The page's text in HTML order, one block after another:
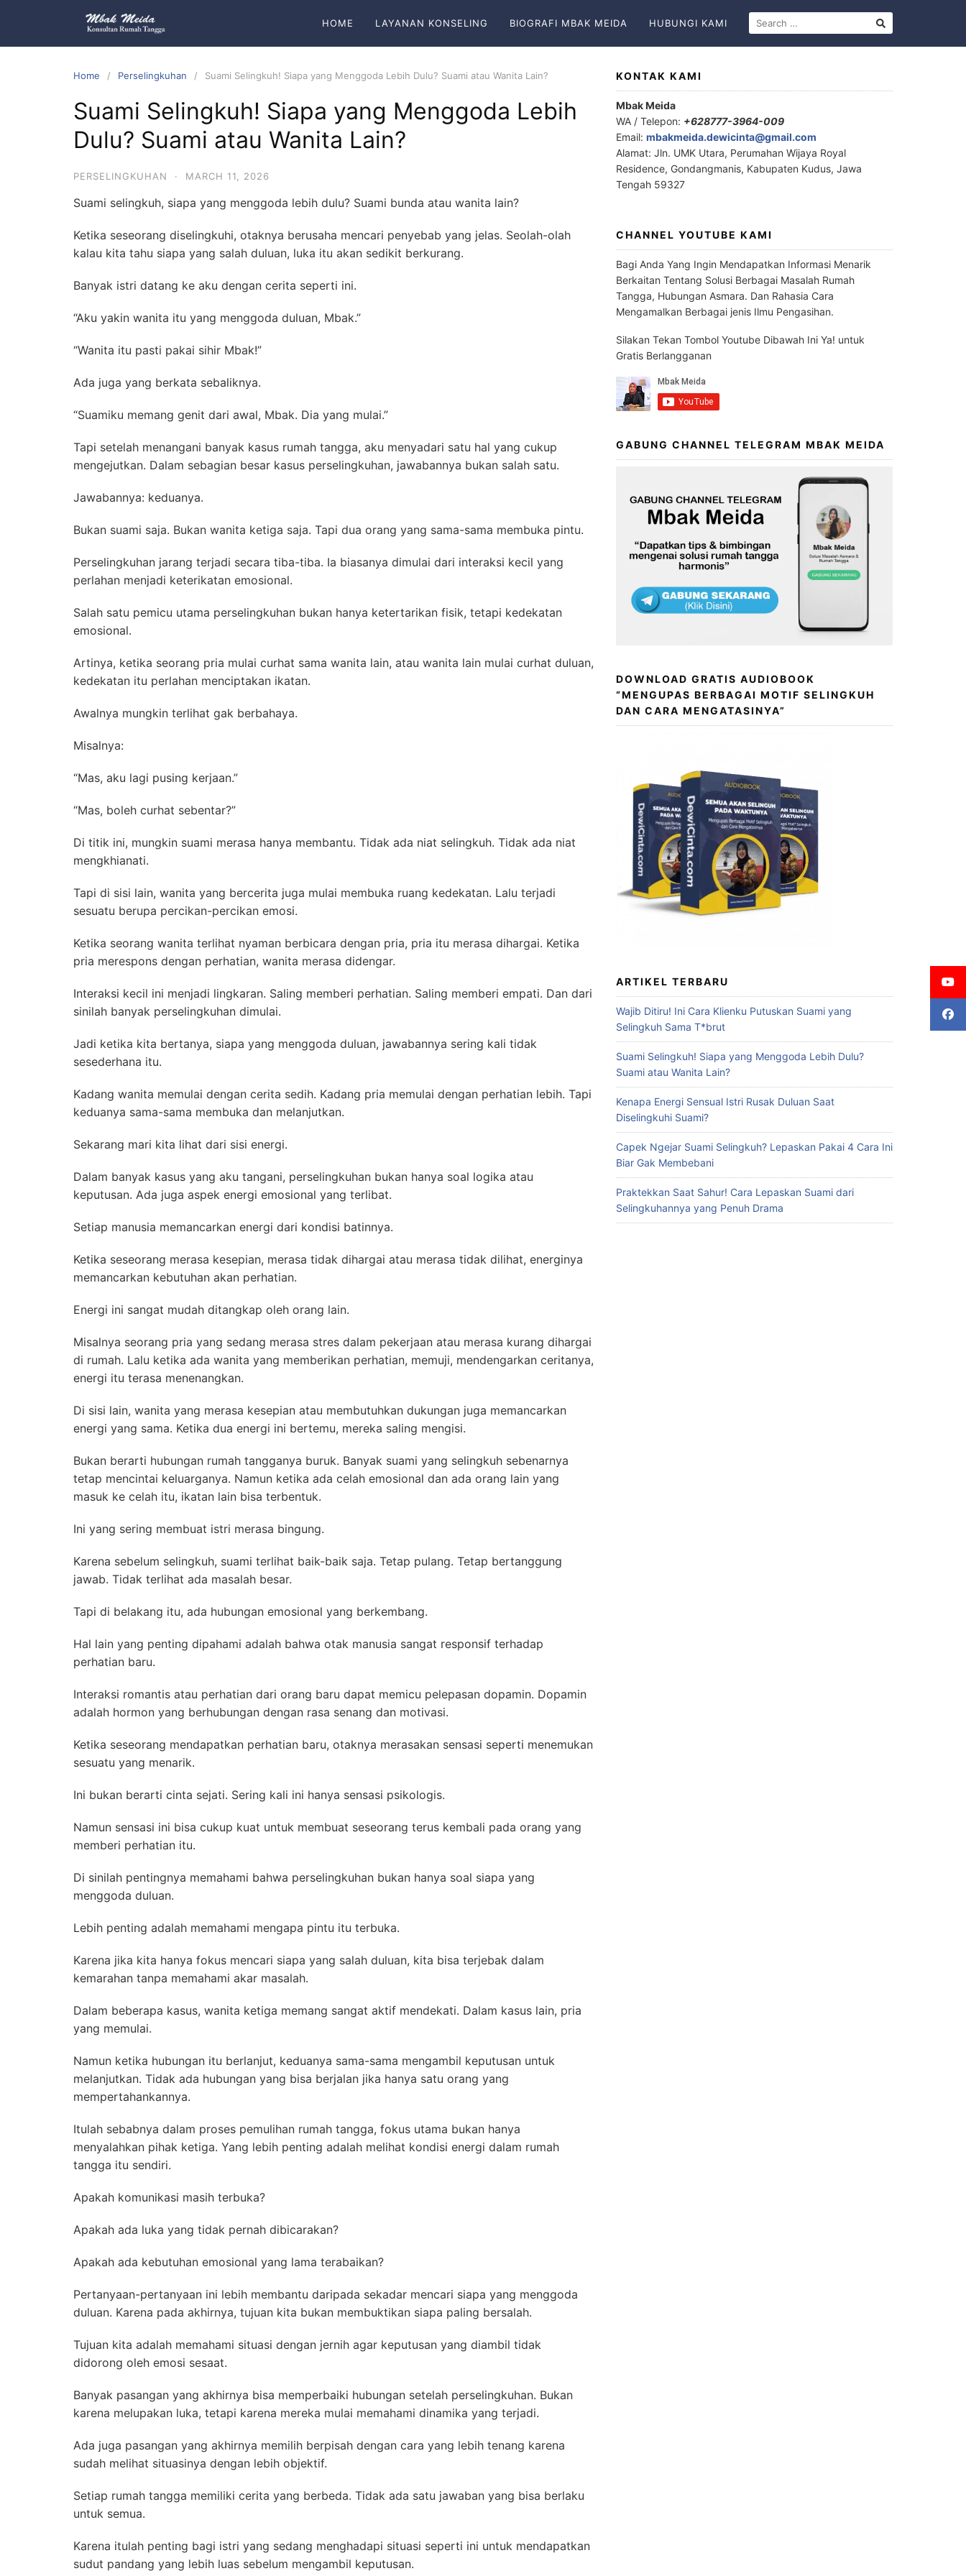
HOME LAYANAN KONSELING BIOGRAFI MBAK MEIDA HUBUNGI KAMI
Home Perselingkuhan Suami Selingkuh! Siapa yang Menggoda Lebih Dulu? Suami atau Wanita Lain?
Suami Selingkuh! Siapa yang Menggoda Lebih
Dulu? Suami atau Wanita Lain?
PERSELINGKUHAN · MARCH 11, 2026
Suami selingkuh, siapa yang menggoda lebih dulu? Suami bunda atau wanita lain?
Ketika seseorang diselingkuhi, otaknya berusaha mencari penyebab yang jelas. Seolah-olah
kalau kita tahu siapa yang salah duluan, luka itu akan sedikit berkurang.
Banyak istri datang ke aku dengan cerita seperti ini.
“Aku yakin wanita itu yang menggoda duluan, Mbak.”
“Wanita itu pasti pakai sihir Mbak!”
Ada juga yang berkata sebaliknya.
“Suamiku memang genit dari awal, Mbak. Dia yang mulai.”
Tapi setelah menangani banyak kasus rumah tangga, aku menyadari satu hal yang cukup
mengejutkan. Dalam sebagian besar kasus perselingkuhan, jawabannya bukan salah satu.
Jawabannya: keduanya.
Bukan suami saja. Bukan wanita ketiga saja. Tapi dua orang yang sama-sama membuka pintu.
Perselingkuhan jarang terjadi secara tiba-tiba. Ia biasanya dimulai dari interaksi kecil yang
perlahan menjadi keterikatan emosional.
Salah satu pemicu utama perselingkuhan bukan hanya ketertarikan fisik, tetapi kedekatan
emosional.
Artinya, ketika seorang pria mulai curhat sama wanita lain, atau wanita lain mulai curhat duluan,
kedekatan itu perlahan menciptakan ikatan.
Awalnya mungkin terlihat gak berbahaya.
Misalnya:
“Mas, aku lagi pusing kerjaan.”
“Mas, boleh curhat sebentar?”
Di titik ini, mungkin suami merasa hanya membantu. Tidak ada niat selingkuh. Tidak ada niat
mengkhianati.
Tapi di sisi lain, wanita yang bercerita juga mulai membuka ruang kedekatan. Lalu terjadi
sesuatu berupa percikan-percikan emosi.
Ketika seorang wanita terlihat nyaman berbicara dengan pria, pria itu merasa dihargai. Ketika
pria merespons dengan perhatian, wanita merasa didengar.
Interaksi kecil ini menjadi lingkaran. Saling memberi perhatian. Saling memberi empati. Dan dari
sinilah banyak perselingkuhan dimulai.
Jadi ketika kita bertanya, siapa yang menggoda duluan, jawabannya sering kali tidak
sesederhana itu.
Kadang wanita memulai dengan cerita sedih. Kadang pria memulai dengan perhatian lebih. Tapi
keduanya sama-sama membuka dan melanjutkan.
Sekarang mari kita lihat dari sisi energi.
Dalam banyak kasus yang aku tangani, perselingkuhan bukan hanya soal logika atau
keputusan. Ada juga aspek energi emosional yang terlibat.
Setiap manusia memancarkan energi dari kondisi batinnya.
Ketika seseorang merasa kesepian, merasa tidak dihargai atau merasa tidak dilihat, energinya
memancarkan kebutuhan akan perhatian.
Energi ini sangat mudah ditangkap oleh orang lain.
Misalnya seorang pria yang sedang merasa stres dalam pekerjaan atau merasa kurang dihargai
di rumah. Lalu ketika ada wanita yang memberikan perhatian, memuji, mendengarkan ceritanya,
energi itu terasa menenangkan.
Di sisi lain, wanita yang merasa kesepian atau membutuhkan dukungan juga memancarkan
energi yang sama. Ketika dua energi ini bertemu, mereka saling mengisi.
Bukan berarti hubungan rumah tangganya buruk. Banyak suami yang selingkuh sebenarnya
tetap mencintai keluarganya. Namun ketika ada celah emosional dan ada orang lain yang
masuk ke celah itu, ikatan lain bisa terbentuk.
Ini yang sering membuat istri merasa bingung.
Karena sebelum selingkuh, suami terlihat baik-baik saja. Tetap pulang. Tetap bertanggung
jawab. Tidak terlihat ada masalah besar.
Tapi di belakang itu, ada hubungan emosional yang berkembang.
Hal lain yang penting dipahami adalah bahwa otak manusia sangat responsif terhadap
perhatian baru.
Interaksi romantis atau perhatian dari orang baru dapat memicu pelepasan dopamin. Dopamin
adalah hormon yang berhubungan dengan rasa senang dan motivasi.
Ketika seseorang mendapatkan perhatian baru, otaknya merasakan sensasi seperti menemukan
sesuatu yang menarik.
Ini bukan berarti cinta sejati. Sering kali ini hanya sensasi psikologis.
Namun sensasi ini bisa cukup kuat untuk membuat seseorang terus kembali pada orang yang
memberi perhatian itu.
Di sinilah pentingnya memahami bahwa perselingkuhan bukan hanya soal siapa yang
menggoda duluan.
Lebih penting adalah memahami mengapa pintu itu terbuka.
Karena jika kita hanya fokus mencari siapa yang salah duluan, kita bisa terjebak dalam
kemarahan tanpa memahami akar masalah.
Dalam beberapa kasus, wanita ketiga memang sangat aktif mendekati. Dalam kasus lain, pria
yang memulai.
Namun ketika hubungan itu berlanjut, keduanya sama-sama mengambil keputusan untuk
melanjutkan. Tidak ada hubungan yang bisa berjalan jika hanya satu orang yang
mempertahankannya.
Itulah sebabnya dalam proses pemulihan rumah tangga, fokus utama bukan hanya
menyalahkan pihak ketiga. Yang lebih penting adalah melihat kondisi energi dalam rumah
tangga itu sendiri.
Apakah komunikasi masih terbuka?
Apakah ada luka yang tidak pernah dibicarakan?
Apakah ada kebutuhan emosional yang lama terabaikan?
Pertanyaan-pertanyaan ini lebih membantu daripada sekadar mencari siapa yang menggoda
duluan. Karena pada akhirnya, tujuan kita bukan membuktikan siapa paling bersalah.
Tujuan kita adalah memahami situasi dengan jernih agar keputusan yang diambil tidak
didorong oleh emosi sesaat.
Banyak pasangan yang akhirnya bisa memperbaiki hubungan setelah perselingkuhan. Bukan
karena melupakan luka, tetapi karena mereka mulai memahami dinamika yang terjadi.
Ada juga pasangan yang akhirnya memilih berpisah dengan cara yang lebih tenang karena
sudah melihat situasinya dengan lebih objektif.
Setiap rumah tangga memiliki cerita yang berbeda. Tidak ada satu jawaban yang bisa berlaku
untuk semua.
Karena itulah penting bagi istri yang sedang menghadapi situasi seperti ini untuk mendapatkan
sudut pandang yang lebih luas sebelum mengambil keputusan.
KONTAK KAMI
Mbak Meida
WA / Telepon: +628777-3964-009
Email: mbakmeida.dewicinta@gmail.com
Alamat: Jln. UMK Utara, Perumahan Wijaya Royal
Residence, Gondangmanis, Kabupaten Kudus, Jawa
Tengah 59327
CHANNEL YOUTUBE KAMI
Bagi Anda Yang Ingin Mendapatkan Informasi Menarik
Berkaitan Tentang Solusi Berbagai Masalah Rumah
Tangga, Hubungan Asmara. Dan Rahasia Cara
Mengamalkan Berbagai jenis Ilmu Pengasihan.
Silakan Tekan Tombol Youtube Dibawah Ini Ya! untuk
Gratis Berlangganan
GABUNG CHANNEL TELEGRAM MBAK MEIDA
DOWNLOAD GRATIS AUDIOBOOK
“MENGUPAS BERBAGAI MOTIF SELINGKUH
DAN CARA MENGATASINYA”
ARTIKEL TERBARU
Wajib Ditiru! Ini Cara Klienku Putuskan Suami yang
Selingkuh Sama T*brut
Suami Selingkuh! Siapa yang Menggoda Lebih Dulu?
Suami atau Wanita Lain?
Kenapa Energi Sensual Istri Rusak Duluan Saat
Diselingkuhi Suami?
Capek Ngejar Suami Selingkuh? Lepaskan Pakai 4 Cara Ini
Biar Gak Membebani
Praktekkan Saat Sahur! Cara Lepaskan Suami dari
Selingkuhannya yang Penuh Drama